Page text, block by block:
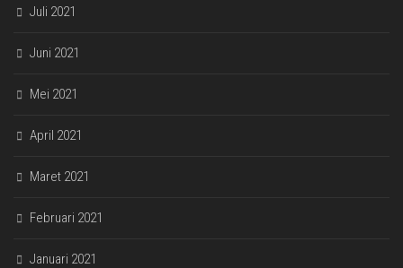
Juli 2021
Juni 2021
Mei 2021
April 2021
Maret 2021
Februari 2021
Januari 2021